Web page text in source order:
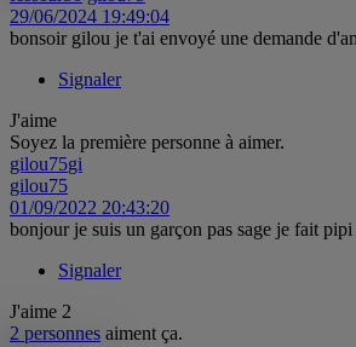
29/06/2024 19:49:04
bonsoir gilou je t'ai envoyé une demande
Signaler
J'aime
Soyez la première personne à aimer.
gilou75gi
gilou75
01/09/2022 20:43:20
bonjour je suis un garçon pas sage je fait
Signaler
J'aime 2
2 personnes aiment ça.